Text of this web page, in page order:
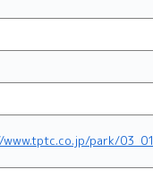
park/03_01